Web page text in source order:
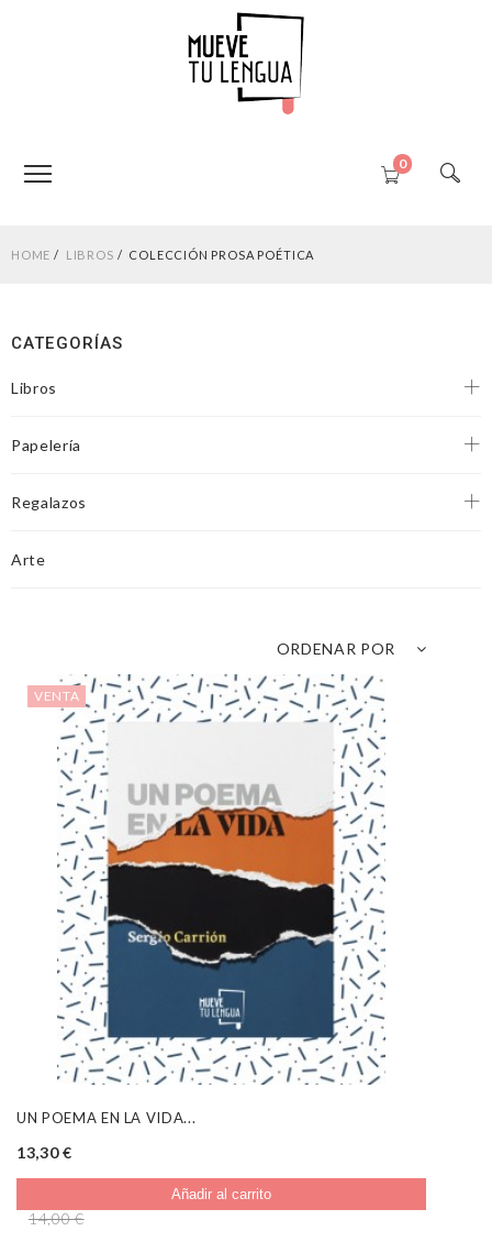
0
HOME LIBROS COLECCIÓN PROSA POÉTICA
CATEGORÍAS
Libros
Papelería
Regalazos
Arte
ORDENAR POR
VENTA
UN POEMA EN LA VIDA...
13,30 €
Añadir al carrito
14,00 €